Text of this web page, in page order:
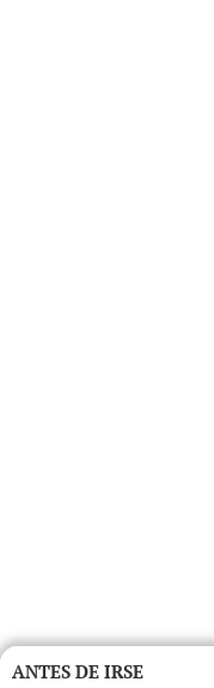
ANTES DE IRSE